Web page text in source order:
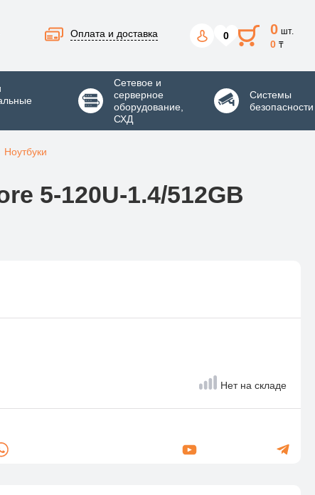
Оплата и доставка 0 0 шт.
0 ₸
Сетевое и
серверное
оборудование,
СХД
Системы
безопасности
Ноутбуки
5-120U-1.4/512GB
Нет на складе